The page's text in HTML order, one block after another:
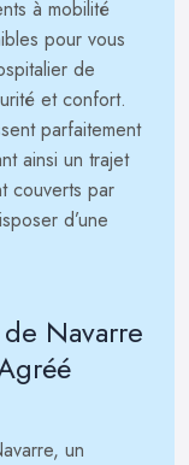
à mobilité
pour vous
de
et confort.
parfaitement
ainsi un trajet
couverts par
d’une
Navarre
un